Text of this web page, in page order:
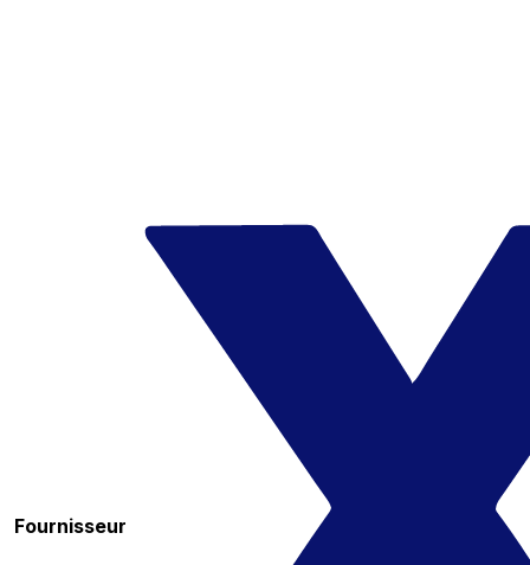
Fournisseur